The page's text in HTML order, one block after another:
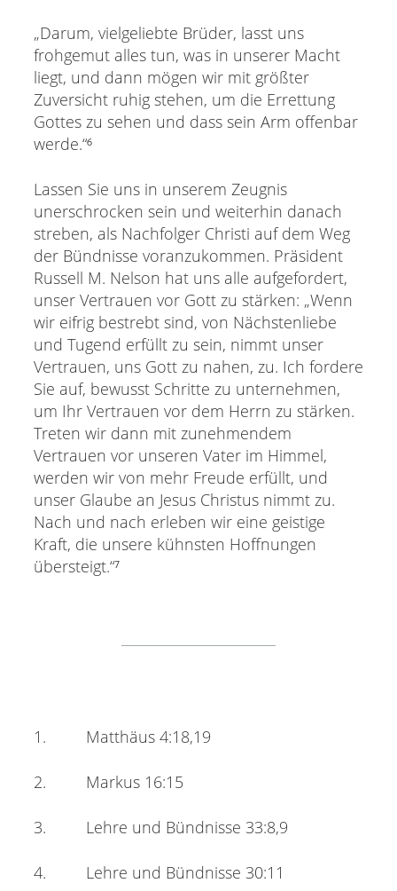
„Darum, vielgeliebte Brüder, lasst uns
frohgemut alles tun, was in unserer Macht
liegt, und dann mögen wir mit größter
Zuversicht ruhig stehen, um die Errettung
Gottes zu sehen und dass sein Arm offenbar
werde.“⁶
Lassen Sie uns in unserem Zeugnis
unerschrocken sein und weiterhin danach
streben, als Nachfolger Christi auf dem Weg
der Bündnisse voranzukommen. Präsident
Russell M. Nelson hat uns alle aufgefordert,
unser Vertrauen vor Gott zu stärken: „Wenn
wir eifrig bestrebt sind, von Nächstenliebe
und Tugend erfüllt zu sein, nimmt unser
Vertrauen, uns Gott zu nahen, zu. Ich fordere
Sie auf, bewusst Schritte zu unternehmen,
um Ihr Vertrauen vor dem Herrn zu stärken.
Treten wir dann mit zunehmendem
Vertrauen vor unseren Vater im Himmel,
werden wir von mehr Freude erfüllt, und
unser Glaube an Jesus Christus nimmt zu.
Nach und nach erleben wir eine geistige
Kraft, die unsere kühnsten Hoffnungen
übersteigt.“⁷
1. Matthäus 4:18,19
2. Markus 16:15
3. Lehre und Bündnisse 33:8,9
4. Lehre und Bündnisse 30:11